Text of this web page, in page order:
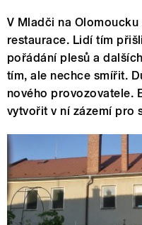
V Mladči na
restaurace. Lidí tím
pořádání plesů a
tím, ale nechce smířit.
nového provozovatele.
vytvořit v ní zázemí pro